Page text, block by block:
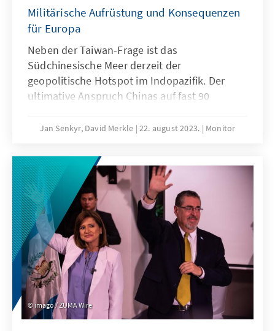
Militärische Aufrüstung und Konsequenzen
für Europa
Neben der Taiwan-Frage ist das
Südchinesische Meer derzeit der
geopolitische Hotspot im Indopazifik. Der
ultimative Anspruch Chinas auf fast 90
Territorialkonflikten mit den
die Spannungen mit dem Machtrivalen USA in
der Region an.
Jan Senkyr, David Merkle 22. august 2023. Monitor
imago / ZUMA Wire